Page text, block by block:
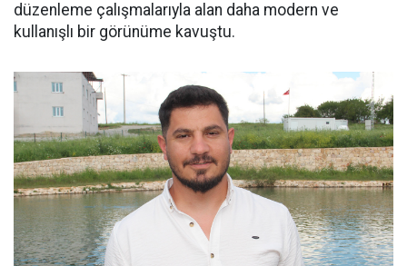
düzenleme çalışmalarıyla alan daha modern ve
kullanışlı bir görünüme kavuştu.